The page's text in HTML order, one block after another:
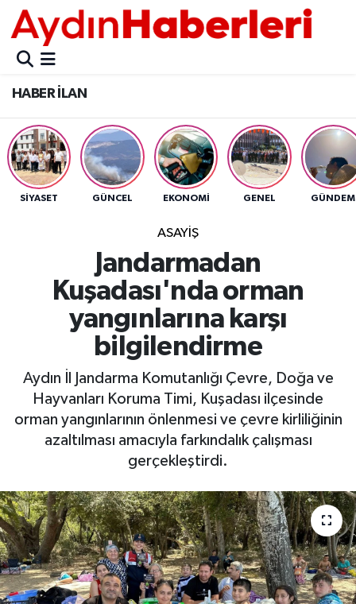
HABER İLAN
SİYASET GÜNCEL EKONOMİ GENEL GÜNDEM
ASAYİŞ
Jandarmadan
Kuşadası'nda orman
yangınlarına karşı
bilgilendirme
Aydın İl Jandarma Komutanlığı Çevre, Doğa ve
Hayvanları Koruma Timi, Kuşadası ilçesinde
orman yangınlarının önlenmesi ve çevre kirliliğinin
azaltılması amacıyla farkındalık çalışması
gerçekleştirdi.
GÜNCEL
POLİTİKA
BELEDİYELER
ASAYİŞ
ÇEVRE
DÜNYA
EGE
EKOLOJİ VE ÇEVRE
BİLİM VE TEKNOLOJİ
GENEL
Aydın Nöbetçi Eczaneler
Aydın Hava Durumu
Aydin Namaz Vakitleri
Aydın Trafik Yoğunluk Haritası
Tüm Manşetler
Son Dakika Haberleri
Haber Arşivi